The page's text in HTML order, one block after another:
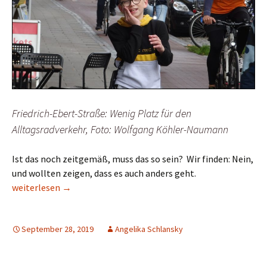
Friedrich-Ebert-Straße: Wenig Platz für den
Alltagsradverkehr, Foto: Wolfgang Köhler-Naumann
Ist das noch zeitgemäß, muss das so sein? Wir finden: Nein,
und wollten zeigen, dass es auch anders geht.
Parking Day: Bremer Verkehrshölle wird zivilisiert
weiterlesen →
September 28, 2019 Angelika Schlansky